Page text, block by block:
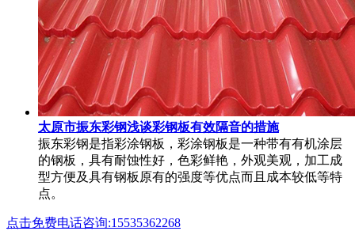
太原市振东彩钢浅谈彩钢板有效隔音的措施
振东彩钢是指彩涂钢板，彩涂钢板是一种带有有机涂层
的钢板，具有耐蚀性好，色彩鲜艳，外观美观，加工成
型方便及具有钢板原有的强度等优点而且成本较低等特
点。
点击免费电话咨询:15535362268